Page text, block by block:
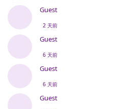
Guest
2 天前
Guest
6 天前
Guest
6 天前
Guest